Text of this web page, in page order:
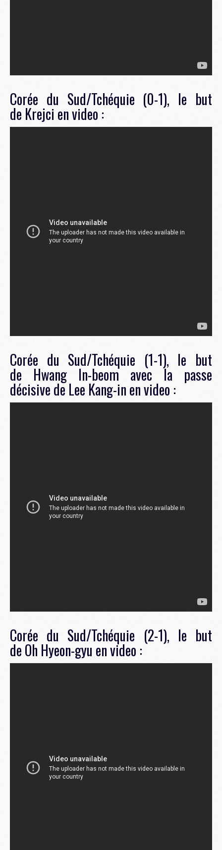
Corée du Sud/Tchéquie (0-1), le but
de Krejci en video :
Corée du Sud/Tchéquie (1-1), le but
de Hwang In-beom avec la passe
décisive de Lee Kang-in en video :
Corée du Sud/Tchéquie (2-1), le but
de Oh Hyeon-gyu en video :